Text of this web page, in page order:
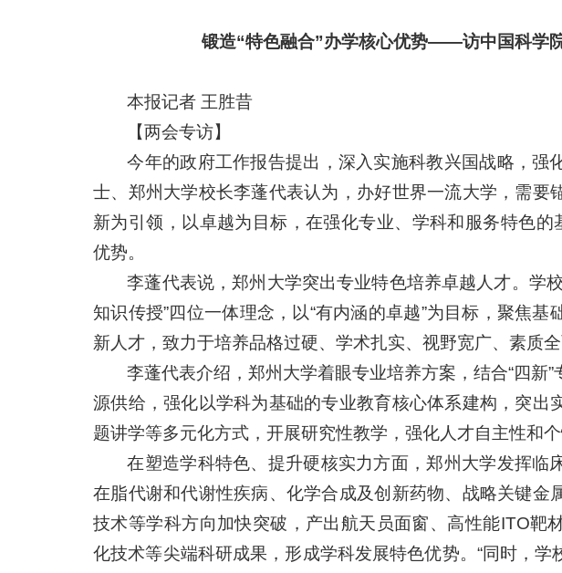
锻造“特色融合”办学核心优势——访中国科学
本报记者 王胜昔
【两会专访】
今年的政府工作报告提出，深入实施科教兴国战略，强
士、郑州大学校长李蓬代表认为，办好世界一流大学，需要
新为引领，以卓越为目标，在强化专业、学科和服务特色的
优势。
李蓬代表说，郑州大学突出专业特色培养卓越人才。学
知识传授”四位一体理念，以“有内涵的卓越”为目标，聚焦
新人才，致力于培养品格过硬、学术扎实、视野宽广、素质全
李蓬代表介绍，郑州大学着眼专业培养方案，结合“四新
源供给，强化以学科为基础的专业教育核心体系建构，突出
题讲学等多元化方式，开展研究性教学，强化人才自主性和个
在塑造学科特色、提升硬核实力方面，郑州大学发挥临
在脂代谢和代谢性疾病、化学合成及创新药物、战略关键金
技术等学科方向加快突破，产出航天员面窗、高性能ITO靶
化技术等尖端科研成果，形成学科发展特色优势。“同时，